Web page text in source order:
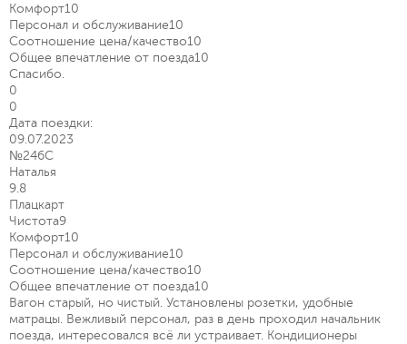
Комфорт10
Персонал и обслуживание10
Соотношение цена/качество10
Общее впечатление от поезда10
Спасибо.
0
0
Дата поездки:
09.07.2023
№246С
Наталья
9.8
Плацкарт
Чистота9
Комфорт10
Персонал и обслуживание10
Соотношение цена/качество10
Общее впечатление от поезда10
Вагон старый, но чистый. Установлены розетки, удобные
матрацы. Вежливый персонал, раз в день проходил начальник
поезда, интересовался всё ли устраивает. Кондиционеры